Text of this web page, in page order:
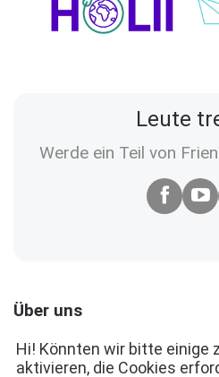
Leute
Werde ein Teil von
Über uns
Hi! Könnten wir bitte einige
aktivieren, die Cookies